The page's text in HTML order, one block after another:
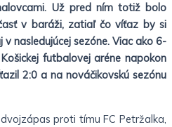
Už pred ním totiž bolo
v baráži, zatiaľ čo víťaz by si
v nasledujúcej sezóne. Viac ako 6-
futbalovej aréne napokon
2:0 a na nováčikovskú sezónu
proti tímu FC Petržalka,